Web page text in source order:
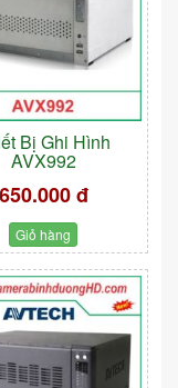
Bị Ghi Hình
AVX992
650.000 đ
Giỏ hàng